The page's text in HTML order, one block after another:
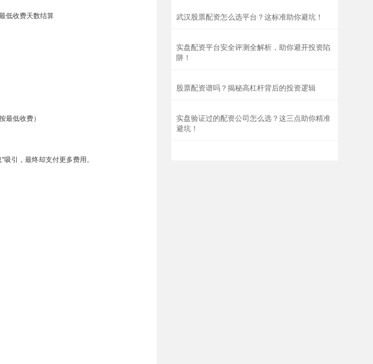
低收费天数结算
低收费）
引，最终却支付更多费用。
武汉股票配资怎么选平台？这标准助你避坑！
实盘配资平台安全评测全解析，助你避开投资陷
阱！
股票配资谱吗？揭秘高杠杆背后的投资逻辑
实盘验证过的配资公司怎么选？这三点助你精准
避坑！